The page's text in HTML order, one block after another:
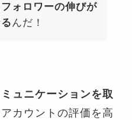
ォロワーの伸びが
んだ！
ュニケーションを取
カウントの評価を高